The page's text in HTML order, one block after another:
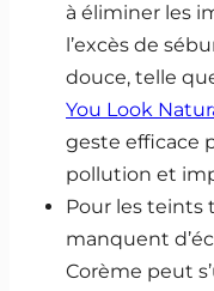
à éliminer les
l’excès de
douce, telle
You Look
geste efficace
pollution et
Pour les teints
manquent
Corème peut